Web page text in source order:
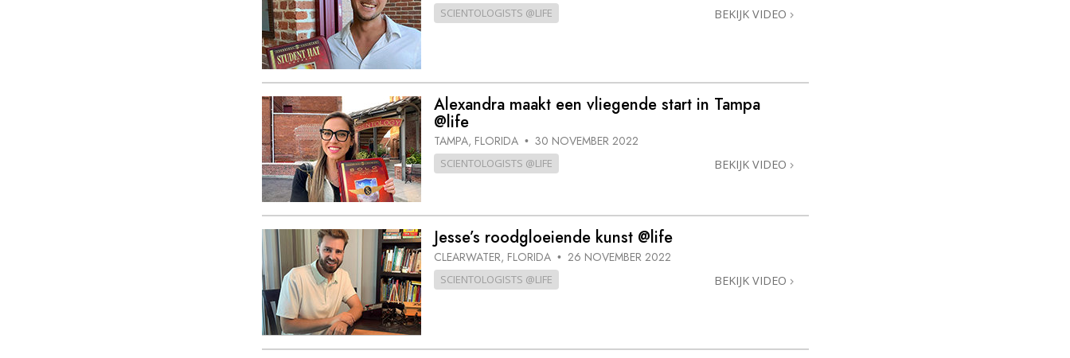
SCIENTOLOGISTS @LIFE BEKIJK VIDEO
Alexandra maakt een vliegende start in Tampa
@life
TAMPA, FLORIDA • 30 NOVEMBER 2022
SCIENTOLOGISTS @LIFE BEKIJK VIDEO
Jesse’s roodgloeiende kunst @life
CLEARWATER, FLORIDA • 26 NOVEMBER 2022
SCIENTOLOGISTS @LIFE BEKIJK VIDEO